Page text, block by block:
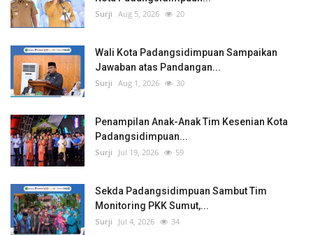
Surji Aug 5, 2026 20
Wali Kota Padangsidimpuan Sampaikan
Jawaban atas Pandangan...
Surji Aug 1, 2026 30
Penampilan Anak-Anak Tim Kesenian Kota
Padangsidimpuan...
Surji Jul 19, 2026 59
Sekda Padangsidimpuan Sambut Tim
Monitoring PKK Sumut,...
Surji Jul 4, 2026 34